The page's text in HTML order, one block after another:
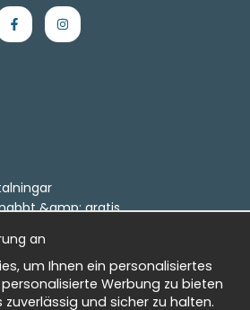
&amp; gratis
an
um Ihnen ein personalisiertes
Werbung zu bieten
und sicher zu halten.